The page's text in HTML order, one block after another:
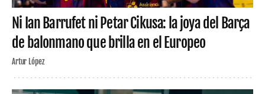
Ni Ian Barrufet ni Petar Cikusa: la joya del Barça
de balonmano que brilla en el Europeo
Artur López